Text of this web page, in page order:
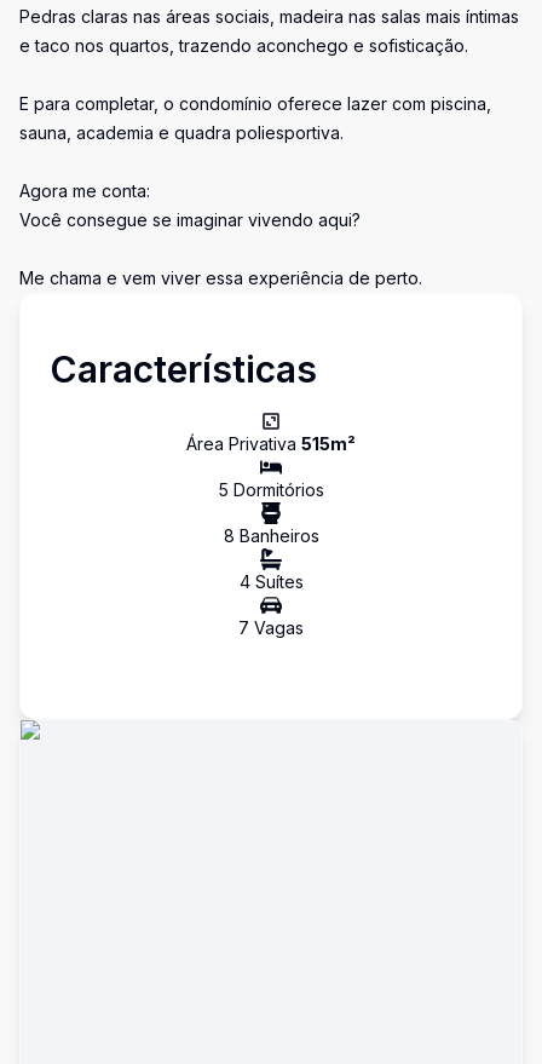
Pedras claras nas áreas sociais, madeira nas salas mais íntimas
e taco nos quartos, trazendo aconchego e sofisticação.
E para completar, o condomínio oferece lazer com piscina,
sauna, academia e quadra poliesportiva.
Agora me conta:
Você consegue se imaginar vivendo aqui?
Me chama e vem viver essa experiência de perto.
Características
Área Privativa 515m²
5 Dormitórios
8 Banheiros
4Suítes
7 Vagas